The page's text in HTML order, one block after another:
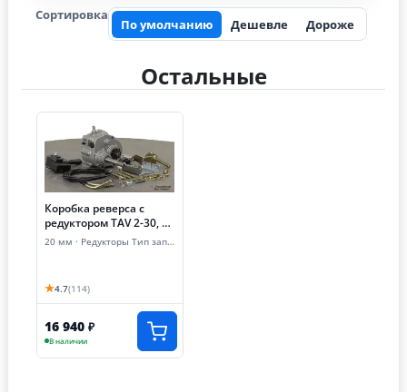
Сортировка
По умолчанию Дешевле Дороже
Остальные
Коробка реверса с
редуктором TAV 2-30, +
ВАРИАТОР, звезды 12/
цепь #35 и 10 цепь 420
20 мм · Редукторы Тип запчасти
★4.7(114)
16 940 ₽
В наличии